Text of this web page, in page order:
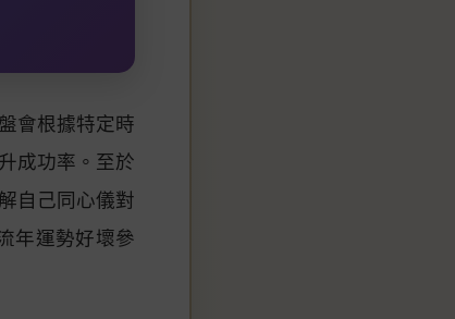
會根據特定時
成功率。至於
自己同心儀對
年運勢好壞參